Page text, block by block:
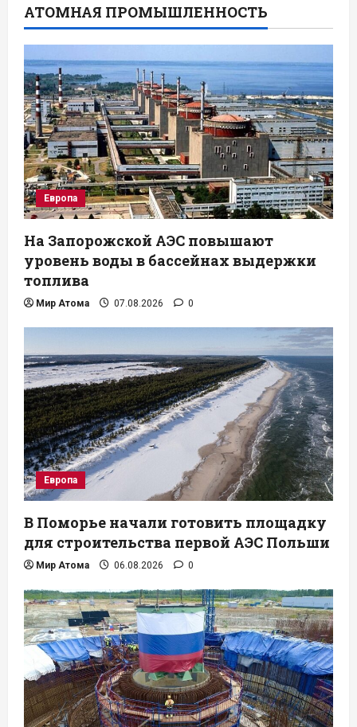
АТОМНАЯ ПРОМЫШЛЕННОСТЬ
Европа
На Запорожской АЭС повышают
уровень воды в бассейнах выдержки
топлива
Мир Атома 07.08.2026 0
Европа
В Поморье начали готовить площадку
для строительства первой АЭС Польши
Мир Атома 06.08.2026 0